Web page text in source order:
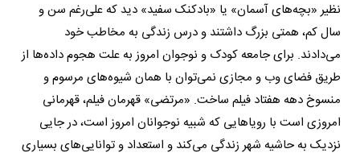
نظیر «بچه‌های آسمان» یا «بادکنک سفید» دید که علی‌رغم سن و
سال کم، همتی بزرگ داشتند و درس زندگی به مخاطب خود
می‌دادند. برای جامعه کودک و نوجوان امروز به علت هجوم داده‌ها از
طریق فضای وب و مجازی نمی‌توان با همان شیوه‌های مرسوم و
منسوخ دهه هفتاد فیلم ساخت. «مرتضی» قهرمان فیلم، قهرمانی
امروزی است با رویاهایی که شبیه نوجوانان امروز است، در جایی
نزدیک به حاشیه شهر زندگی می‌کند و استعداد و توانایی‌های بسیاری